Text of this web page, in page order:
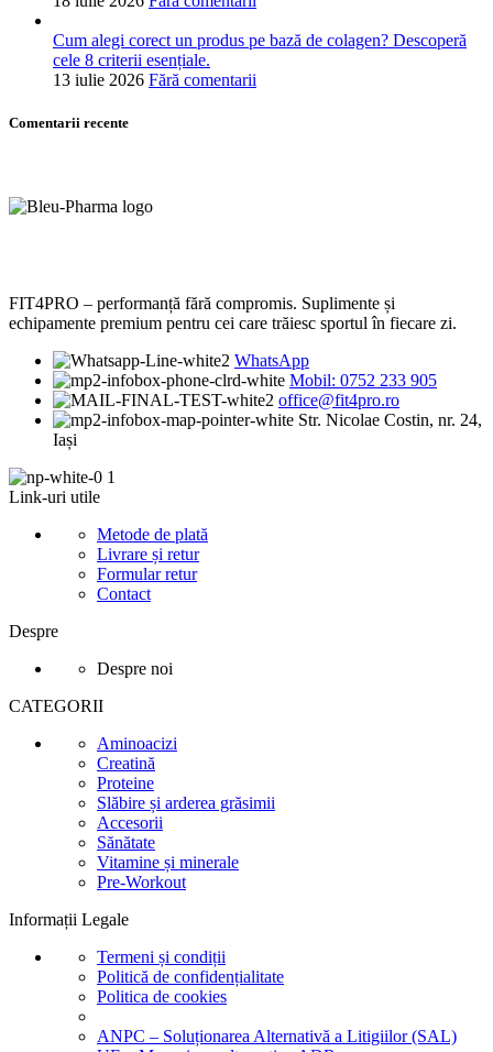
Cum alegi corect un produs pe bază de colagen? Descoperă
cele 8 criterii esențiale.
13 iulie 2026 Fără comentarii
Comentarii recente
FIT4PRO – performanță fără compromis. Suplimente și
echipamente premium pentru cei care trăiesc sportul în fiecare zi.
WhatsApp
Mobil: 0752 233 905
office@fit4pro.ro
Str. Nicolae Costin, nr. 24,
Iași
Link-uri utile
Metode de plată
Livrare și retur
Formular retur
Contact
Despre
Despre noi
CATEGORII
Aminoacizi
Creatină
Proteine
Slăbire și arderea grăsimii
Accesorii
Sănătate
Vitamine și minerale
Pre-Workout
Informații Legale
Termeni și condiții
Politică de confidențialitate
Politica de cookies
ANPC – Soluționarea Alternativă a Litigiilor (SAL)